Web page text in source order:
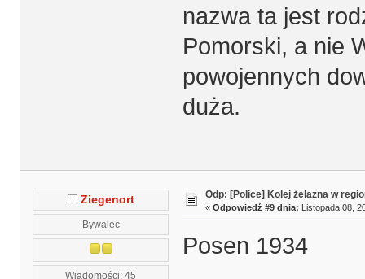
nazwa ta jest
Pomorski, a nie
powojennych
duża.
Ziegenort
Bywalec
Wiadomości: 45
Odp: [Police] Kolej żelazna w
« Odpowiedź #9 dnia: Listopada 08,
Posen 1934